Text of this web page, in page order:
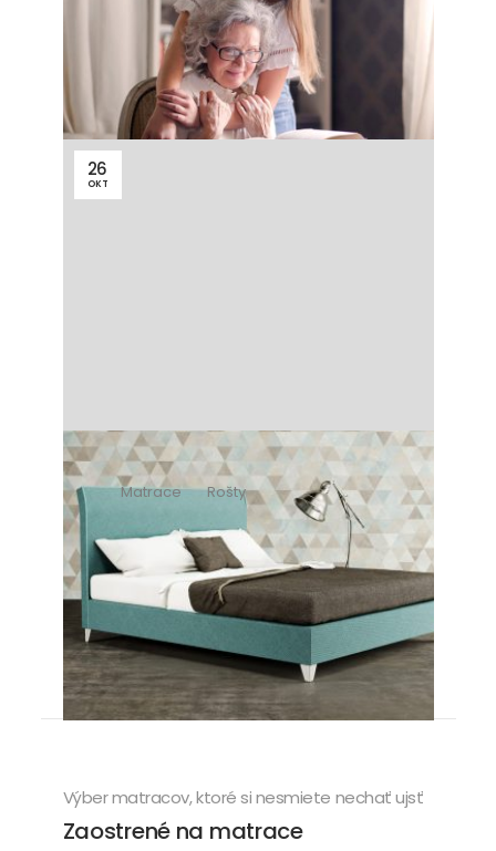
Ako vybrať matrace a rošty
pre seniorov
26
OKT
Matrace Rošty 6 minút čítania
Matrac a rošt spolu musia
perfektne ladiť. Ako ich
správne vybrať?
Výber matracov, ktoré si nesmiete nechať ujsť
Zaostrené na matrace